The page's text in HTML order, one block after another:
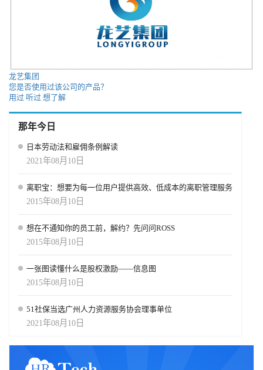
龙艺集团
您是否使用过该公司的产品？
用过 听过 想了解
那年今日
日本劳动法和雇佣条例解读
2021年08月10日
离职宝：想要为每一位用户提供高效、低成本的离职管理服务
2015年08月10日
想在不通知你的员工前，解约？先问问ROSS
2015年08月10日
一张图读懂什么是股权激励——信息图
2015年08月10日
51社保当选广州人力资源服务协会理事单位
2021年08月10日